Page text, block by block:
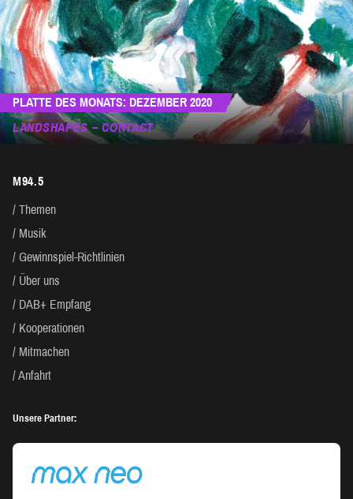
PLATTE DES MONATS: DEZEMBER 2020
LANDSHAPES – CONTACT
M94.5
Themen
Musik
Gewinnspiel-Richtlinien
Über uns
DAB+ Empfang
Kooperationen
Mitmachen
Anfahrt
Unsere Partner: